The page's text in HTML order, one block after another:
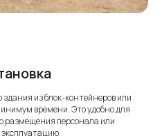
из блок-контейнеров или
времени. Это удобно для
размещения персонала или
эксплуатацию.